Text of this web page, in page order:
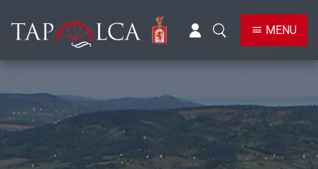
MENU
BELÉPÉSKERESÉS